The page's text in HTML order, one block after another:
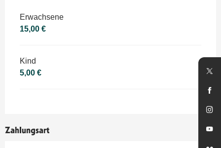
Erwachsene
15,00 €
Kind
5,00 €
Zahlungsart